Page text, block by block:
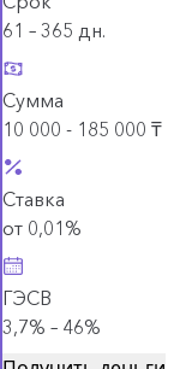
61 – 365 дн.
Сумма
10 000 - 185 000 ₸
Ставка
от 0,01%
ГЭСВ
3,7% – 46%